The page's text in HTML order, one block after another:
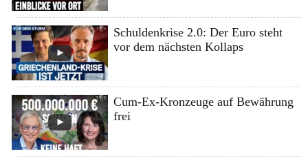
Schuldenkrise 2.0: Der Euro steht
vor dem nächsten Kollaps
Cum-Ex-Kronzeuge auf Bewährung
frei